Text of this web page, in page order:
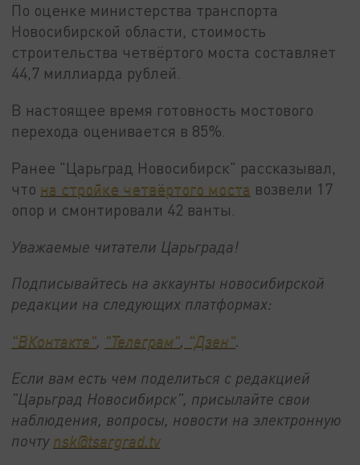
По оценке министерства транспорта
Новосибирской области, стоимость
строительства четвёртого моста составляет
44,7 миллиарда рублей.
В настоящее время готовность мостового
перехода оценивается в 85%.
Ранее "Царьград Новосибирск" рассказывал,
что на стройке четвёртого моста возвели 17
опор и смонтировали 42 ванты.
Уважаемые читатели Царьграда!
Подписывайтесь на аккаунты новосибирской
редакции на следующих платформах:
"ВКонтакте", "Телеграм", "Дзен".
Если вам есть чем поделиться с редакцией
"Царьград Новосибирск", присылайте свои
наблюдения, вопросы, новости на электронную
почту nsk@tsargrad.tv